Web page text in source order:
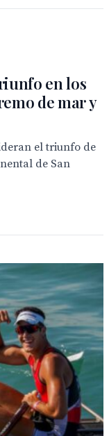
en los
de mar y
el triunfo de
de San